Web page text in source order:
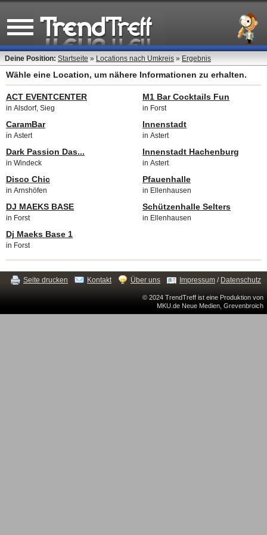
Deine Position: Startseite » Locations nach Umkreis » Ergebnis
Wähle eine Location, um nähere Informationen zu erhalten.
ACT EVENTCENTER
in Alsdorf, Sieg
CaramBar
in Astert
Dark Passion Das...
in Windeck
Disco Chic
in Arnshöfen
DJ MAEKS BASE
in Forst
Dj Maeks Base 1
in Forst
M1 Bar Cocktails Fun
in Forst
Innenstadt
in Astert
Innenstadt Hachenburg
in Astert
Pfauenhalle
in Ellenhausen
Schützenhalle Selters
in Ellenhausen
Seite drucken Kontakt Über uns Impressum / Datenschutz
© 2024 TrendTreff ist eine Produktion von
MKU.de Neue Medien, Grevenbroich